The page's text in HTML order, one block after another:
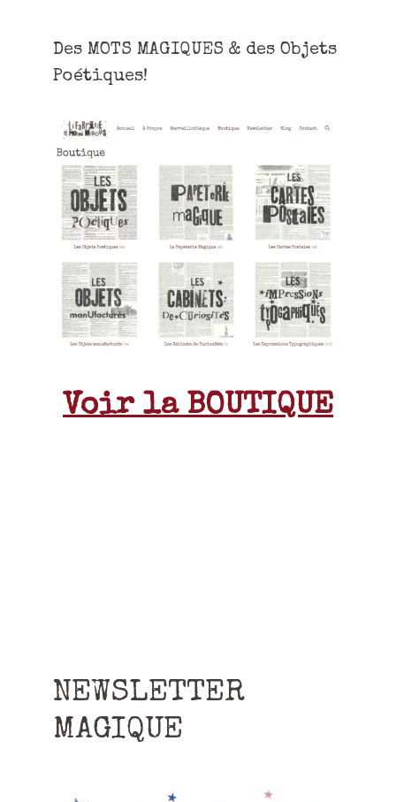
Des MOTS MAGIQUES & des Objets
Poétiques!
Voir la BOUTIQUE
NEWSLETTER
MAGIQUE